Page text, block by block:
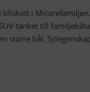
tillskott i
tänket till
större båt.